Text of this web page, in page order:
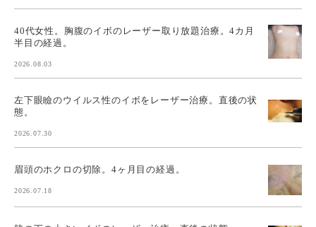
40代女性。胸腹のイボのレーザー取り放題治療。4カ月
半目の経過。
2026.08.03
左下眼瞼のウイルス性のイボをレーザー治療。直後の状
態。
2026.07.30
眉頭のホクロの切除。4ヶ月目の経過。
2026.07.18